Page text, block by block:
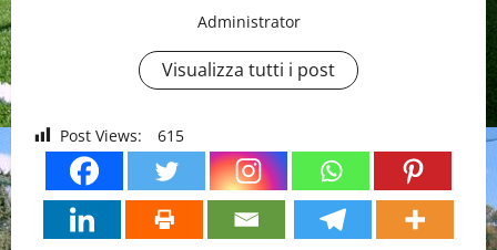
Administrator
Visualizza tutti i post
Post Views: 615